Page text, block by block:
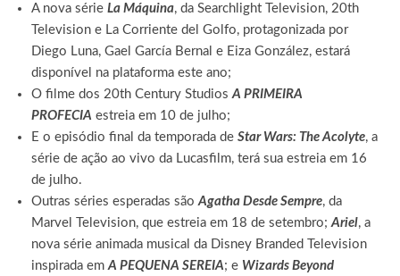
A nova série La Máquina, da Searchlight Television, 20th
Television e La Corriente del Golfo, protagonizada por
Diego Luna, Gael García Bernal e Eiza González, estará
disponível na plataforma este ano;
O filme dos 20th Century Studios A PRIMEIRA
PROFECIA estreia em 10 de julho;
E o episódio final da temporada de Star Wars: The Acolyte, a
série de ação ao vivo da Lucasfilm, terá sua estreia em 16
de julho.
Outras séries esperadas são Agatha Desde Sempre, da
Marvel Television, que estreia em 18 de setembro; Ariel, a
nova série animada musical da Disney Branded Television
inspirada em A PEQUENA SEREIA; e Wizards Beyond